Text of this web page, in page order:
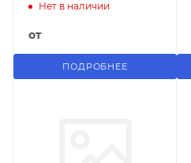
Нет в наличии
от
ПОДРОБНЕЕ